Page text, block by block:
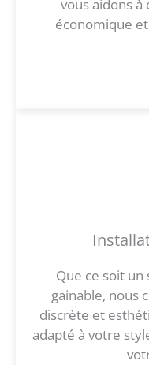
vous aidons à
économique
Que ce soit
gainable, nous
discrète et
adapté à votre